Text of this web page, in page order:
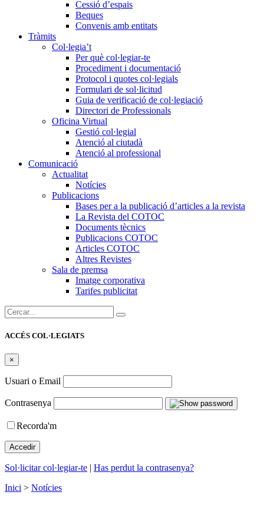
Cessió d’espais
Beques
Convenis amb entitats
Tràmits
Col·legia’t
Per què col·legiar-te
Procediment i documentació
Protocol i quotes col·legials
Formulari de sol·licitud
Guia de verificació de col·legiació
Directori de Professionals
Oficina Virtual
Gestió col·legial
Atenció al ciutadà
Atenció al professional
Comunicació
Actualitat
Notícies
Publicacions
Bases per a la publicació d’articles a la revista
La Revista del COTOC
Documents tècnics
Publicacions COTOC
Articles COTOC
Altres Revistes
Sala de premsa
Imatge corporativa
Tarifes publicitat
Cercar:
ACCÉS COL·LEGIATS
×
Usuari o Email
Contrasenya
Recorda'm
Sol·licitar col·legiar-te | Has perdut la contrasenya?
Inici > Notícies